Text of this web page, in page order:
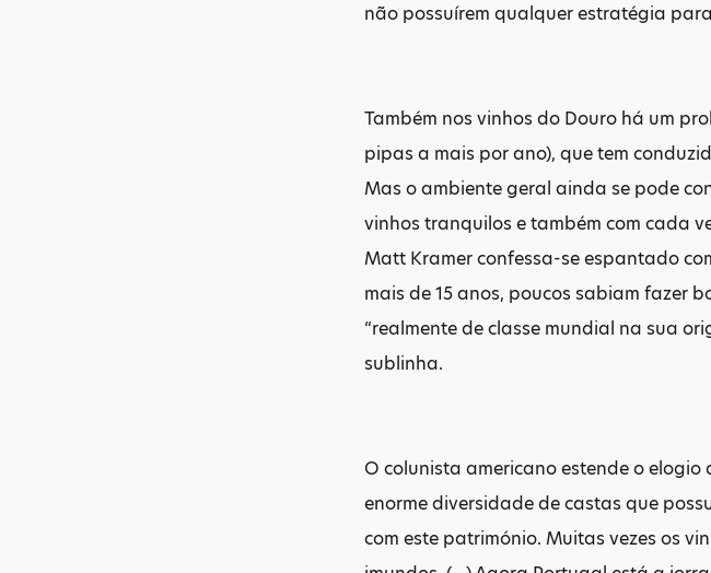
não possuírem qualquer estratégia
Também nos vinhos do Douro há um
pipas a mais por ano), que tem
Mas o ambiente geral ainda se pode
vinhos tranquilos e também com cada
Matt Kramer confessa-se espantado
mais de 15 anos, poucos sabiam fazer
“realmente de classe mundial na sua
sublinha.
O colunista americano estende o
enorme diversidade de castas que
com este património. Muitas vezes os